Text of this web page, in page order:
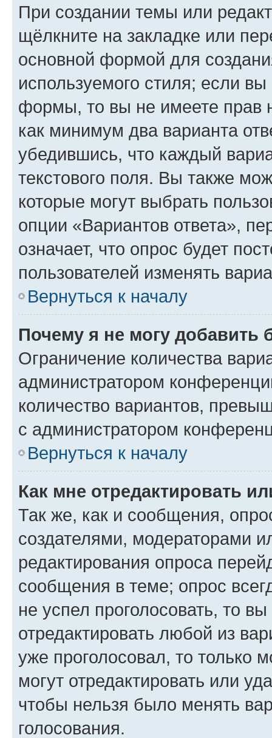
При создании темы или
щёлкните на закладке или
основной формой для
используемого стиля; если
формы, то вы не имеете прав
как минимум два варианта
убедившись, что каждый
текстового поля. Вы также
которые могут выбрать
опции «Вариантов ответа»,
означает, что опрос будет
пользователей изменять
Вернуться к началу
Почему я не могу добавить
Ограничение количества
администратором
количество вариантов,
с администратором
Вернуться к началу
Как мне отредактировать
Так же, как и сообщения,
создателями, модераторами
редактирования опроса
сообщения в теме; опрос
не успел проголосовать, то
отредактировать любой из
уже проголосовал, то только
могут отредактировать или
чтобы нельзя было менять
голосования.